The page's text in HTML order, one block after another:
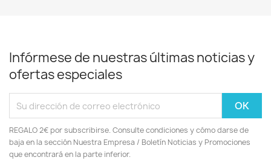
Infórmese de nuestras últimas noticias y
ofertas especiales
REGALO 2€ por subscribirse. Consulte condiciones y cómo darse de
baja en la sección Nuestra Empresa / Boletín Noticias y Promociones
que encontrará en la parte inferior.